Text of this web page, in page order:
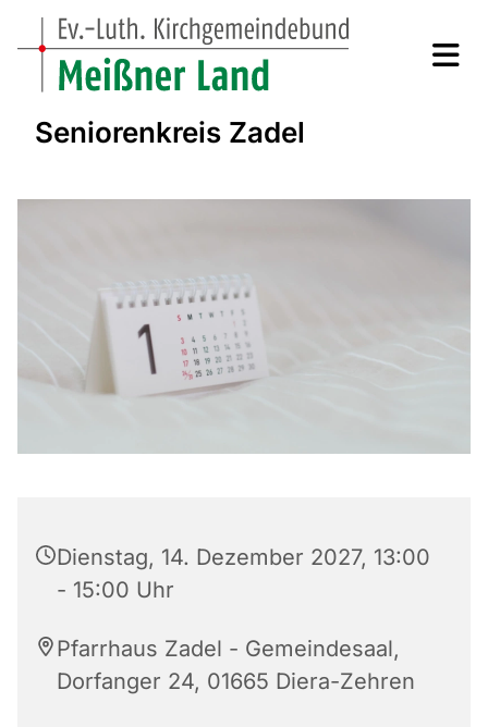
Seniorenkreis Zadel
Dienstag, 14. Dezember 2027, 13:00
- 15:00 Uhr
Pfarrhaus Zadel - Gemeindesaal,
Dorfanger 24, 01665 Diera-Zehren